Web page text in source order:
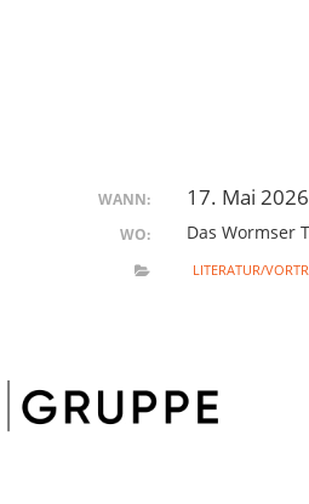
WANN: 17. Mai
WO: Das Wormser
LITERATUR/